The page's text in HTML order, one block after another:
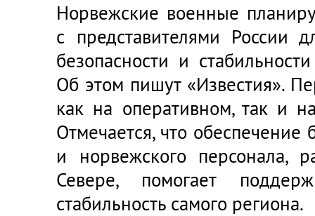
Норвежские военные
с представителями России
безопасности и
Об этом пишут «Известия».
как на оперативном, так и
Отмечается, что обеспечение
и норвежского персонала,
Севере, помогает
стабильность самого региона.